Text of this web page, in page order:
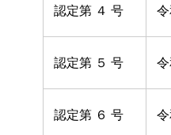
認定第 ４ 号
認定第 ５ 号
認定第 ６ 号